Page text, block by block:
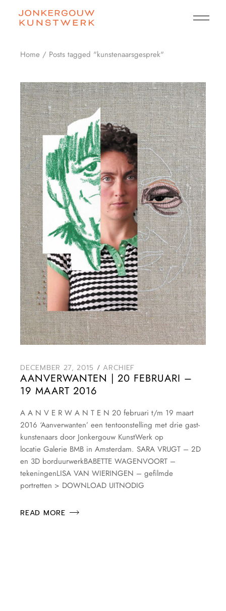
content
Home Posts tagged "kunstenaarsgesprek"
DECEMBER 27, 2015 ARCHIEF
AANVERWANTEN | 20 FEBRUARI –
19 MAART 2016
A A N V E R W A N T E N 20 februari t/m 19 maart
2016 ‘Aanverwanten’ een tentoonstelling met drie gast-
kunstenaars door Jonkergouw KunstWerk op
locatie Galerie BMB in Amsterdam. SARA VRUGT – 2D
en 3D borduurwerkBABETTE WAGENVOORT –
tekeningenLISA VAN WIERINGEN – gefilmde
portretten > DOWNLOAD UITNODIG
READ MORE